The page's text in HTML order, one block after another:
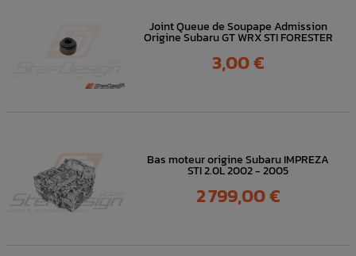
Joint Queue de Soupape Admission
Origine Subaru GT WRX STI FORESTER
Prix
3,00 €
Bas moteur origine Subaru IMPREZA
STI 2.0L 2002 - 2005
Prix
2 799,00 €